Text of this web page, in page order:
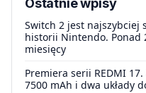
Ostatnie wpisy
Switch 2 jest najszybciej
historii Nintendo. Ponad
miesięcy
Premiera serii REDMI
7500 mAh i dwa układy